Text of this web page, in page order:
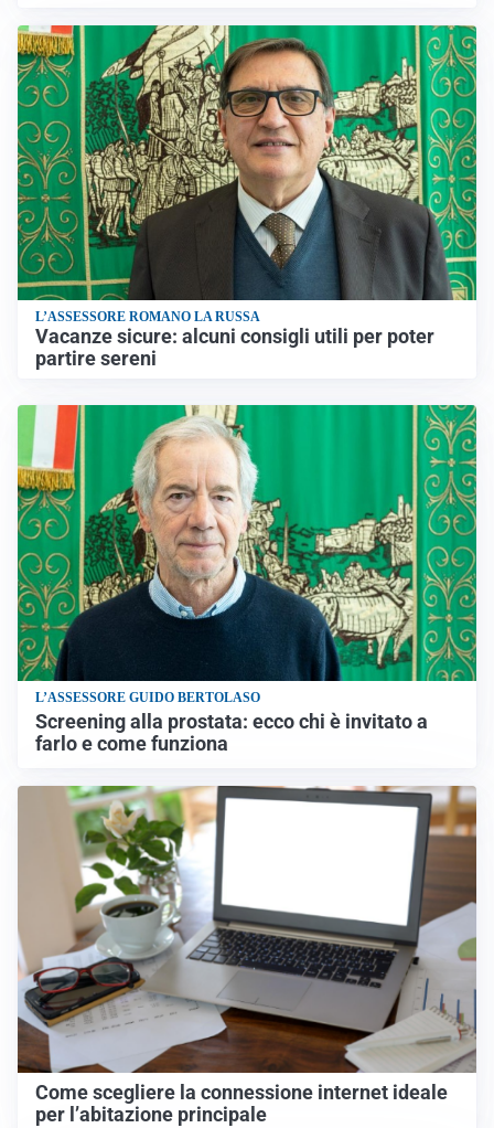
L’ASSESSORE ROMANO LA RUSSA
Vacanze sicure: alcuni consigli utili per poter
partire sereni
L’ASSESSORE GUIDO BERTOLASO
Screening alla prostata: ecco chi è invitato a
farlo e come funziona
Come scegliere la connessione internet ideale
per l’abitazione principale